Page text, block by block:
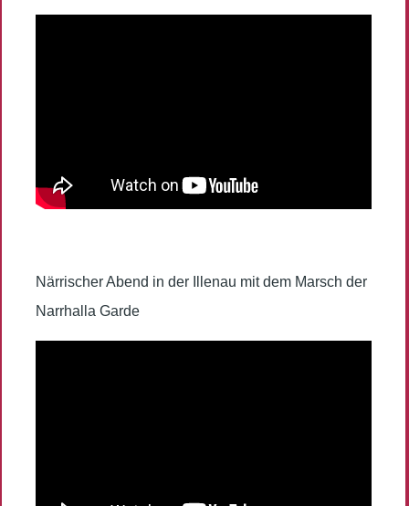
Närrischer Abend in der Illenau mit dem Marsch der
Narrhalla Garde